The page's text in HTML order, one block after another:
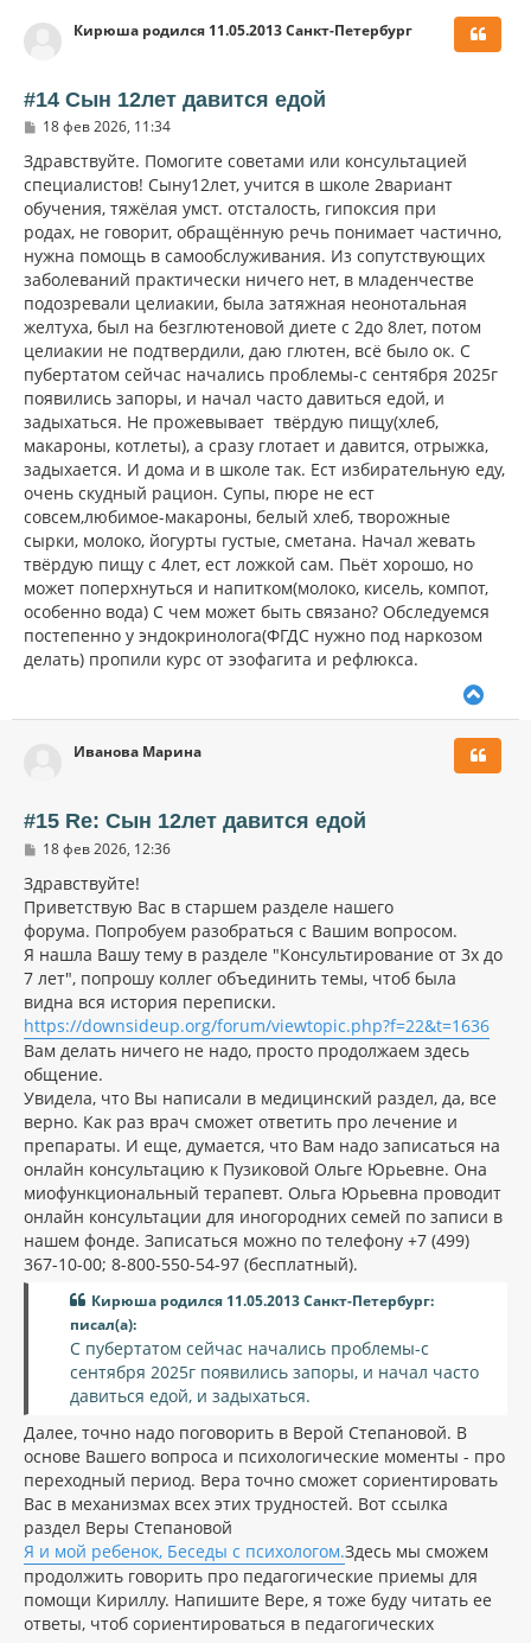
у
а
Кирюша родился 11.05.2013 Санкт-Петербург
#14 Сын 12лет давится едой
С
о
б
щ
е
н
и
е
18 фев 2026, 11:34
Здравствуйте. Помогите советами или консультацией
специалистов! Сыну12лет, учится в школе 2вариант
обучения, тяжёлая умст. отсталость, гипоксия при
родах, не говорит, обращённую речь понимает частично,
нужна помощь в самообслуживания. Из сопутствующих
заболеваний практически ничего нет, в младенчестве
подозревали целиакии, была затяжная неонотальная
желтуха, был на безглютеновой диете с 2до 8лет, потом
целиакии не подтвердили, даю глютен, всё было ок. С
пубертатом сейчас начались проблемы-с сентября 2025г
появились запоры, и начал часто давиться едой, и
задыхаться. Не прожевывает твёрдую пищу(хлеб,
макароны, котлеты), а сразу глотает и давится, отрыжка,
задыхается. И дома и в школе так. Ест избирательную еду,
очень скудный рацион. Супы, пюре не ест
совсем,любимое-макароны, белый хлеб, творожные
сырки, молоко, йогурты густые, сметана. Начал жевать
твёрдую пищу с 4лет, ест ложкой сам. Пьёт хорошо, но
может поперхнуться и напитком(молоко, кисель, компот,
особенно вода) С чем может быть связано? Обследуемся
постепенно у эндокринолога(ФГДС нужно под наркозом
делать) пропили курс от эзофагита и рефлюкса.
у
а
Иванова Марина
#15 Re: Сын 12лет давится едой
С
о
б
щ
е
н
и
е
18 фев 2026, 12:36
Здравствуйте!
Приветствую Вас в старшем разделе нашего
форума. Попробуем разобраться с Вашим вопросом.
Я нашла Вашу тему в разделе "Консультирование от 3х до
7 лет", попрошу коллег объединить темы, чтоб была
видна вся история переписки.
https://downsideup.org/forum/viewtopic.php?f=22&t=1636
Вам делать ничего не надо, просто продолжаем здесь
общение.
Увидела, что Вы написали в медицинский раздел, да, все
верно. Как раз врач сможет ответить про лечение и
препараты. И еще, думается, что Вам надо записаться на
онлайн консультацию к Пузиковой Ольге Юрьевне. Она
миофункциональный терапевт. Ольга Юрьевна проводит
онлайн консультации для иногородних семей по записи в
нашем фонде. Записаться можно по телефону +7 (499)
367-10-00; 8-800-550-54-97 (бесплатный).
Кирюша родился 11.05.2013 Санкт-Петербург:
писал(а):
С пубертатом сейчас начались проблемы-с
сентября 2025г появились запоры, и начал часто
давиться едой, и задыхаться.
Далее, точно надо поговорить в Верой Степановой. В
основе Вашего вопроса и психологические моменты - про
переходный период. Вера точно сможет сориентировать
Вас в механизмах всех этих трудностей. Вот ссылка
раздел Веры Степановой
Я и мой ребенок, Беседы с психологом.Здесь мы сможем
продолжить говорить про педагогические приемы для
помощи Кириллу. Напишите Вере, я тоже буду читать ее
ответы, чтоб сориентироваться в педагогических